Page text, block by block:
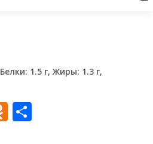
1.5 г, Жиры: 1.3 г,
Odnoklassniki
Отправить